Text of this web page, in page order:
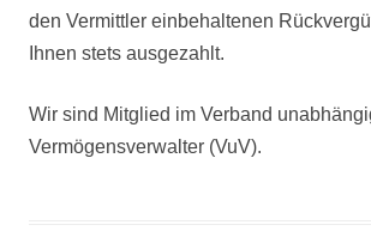
den Vermittler einbehaltenen
Ihnen stets ausgezahlt.
Wir sind Mitglied im Verband
Vermögensverwalter (VuV).